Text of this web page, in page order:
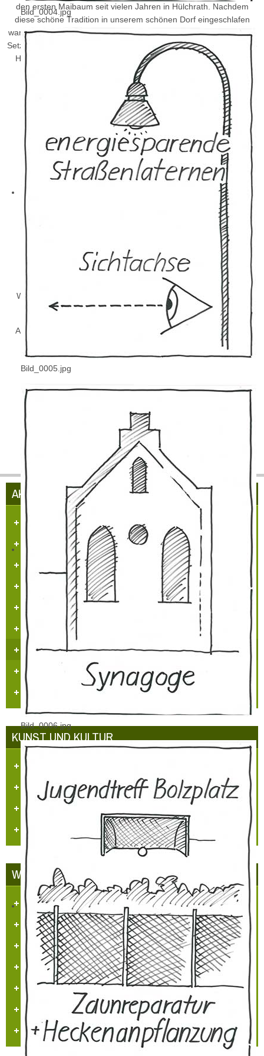
Bild_0004.jpg
Bild_0005.jpg
Bild_0006.jpg
den ersten Maibaum seit vielen Jahren in Hülchrath. Nachdem
diese schöne Tradition in unserem schönen Dorf eingeschlafen
war, wurde sie nun im Jahre 2010 endlich wiederbelebt. Nach dem
Setzen wurde zünftig gefeiert und das halbe Dorf war dabei wie die
Hülchrather Maikönigin Renate Langelt um Mitternacht erwählt
wurde.
Wir danken den jungen Husaren für diesen schönen Abend im
Kreise unserer Dorfgemeinschaft und seinen Gästen.
Auf das diese Tradition auch in den kommenden Jahren weiter
Bis dahin:
„Net kalle, ... donn“.
(Mail 2010)
AKTUELLES AUS HÜLCHRATH
Herzlich Willkommen in Hülchrath
Führungen in der Schloss-Stadt-Hülchrath
Mängelmelder der Stadt GV
Adventsfenster 2025
Arbeitskreissitzung
Veranstaltungskalender
Jugendarbeit
Neues Logo
Orgelbau
KUNST UND KULTUR
Aufgaben und Ziele
Kontakt
Veranstaltungen
Videos
WETTBEWERBE
Unser Dorf hat Zukunft
LBS Zukunftspreis NRW 2014
„Heimatpreis 2019 KHB e.V.“
Heimatpreis Stadt Grevenbroich
BürgerPREIS 2020 Bürgerstiftung GV
„Umweltpreis 2024“ RKN
Urkunden/Preise